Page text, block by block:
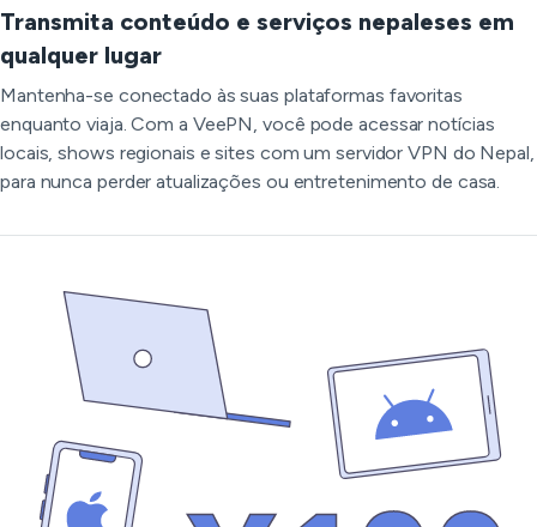
Transmita conteúdo e serviços nepaleses em
qualquer lugar
Mantenha-se conectado às suas plataformas favoritas
enquanto viaja. Com a VeePN, você pode acessar notícias
locais, shows regionais e sites com um servidor VPN do Nepal,
para nunca perder atualizações ou entretenimento de casa.